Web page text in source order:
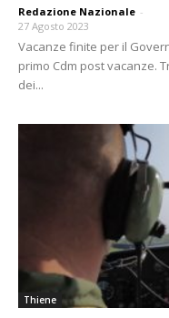
Redazione Nazionale -
27 Agosto 2023
Vacanze finite per il
primo Cdm post vacanze.
dei...
Thiene